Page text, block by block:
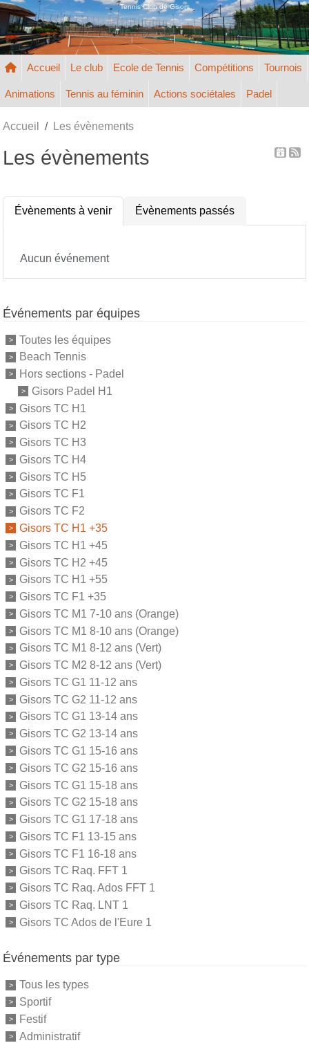
Tennis Club de Gisors
Accueil Le club Ecole de Tennis Compétitions Tournois
Animations Tennis au féminin Actions sociétales Padel
Accueil Les évènements
Les évènements
Évènements à venir Évènements passés
Aucun événement
Événements par équipes
Toutes les équipes
Beach Tennis
Hors sections - Padel
Gisors Padel H1
Gisors TC H1
Gisors TC H2
Gisors TC H3
Gisors TC H4
Gisors TC H5
Gisors TC F1
Gisors TC F2
Gisors TC H1 +35
Gisors TC H1 +45
Gisors TC H2 +45
Gisors TC H1 +55
Gisors TC F1 +35
Gisors TC M1 7-10 ans (Orange)
Gisors TC M1 8-10 ans (Orange)
Gisors TC M1 8-12 ans (Vert)
Gisors TC M2 8-12 ans (Vert)
Gisors TC G1 11-12 ans
Gisors TC G2 11-12 ans
Gisors TC G1 13-14 ans
Gisors TC G2 13-14 ans
Gisors TC G1 15-16 ans
Gisors TC G2 15-16 ans
Gisors TC G1 15-18 ans
Gisors TC G2 15-18 ans
Gisors TC G1 17-18 ans
Gisors TC F1 13-15 ans
Gisors TC F1 16-18 ans
Gisors TC Raq. FFT 1
Gisors TC Raq. Ados FFT 1
Gisors TC Raq. LNT 1
Gisors TC Ados de l'Eure 1
Événements par type
Tous les types
Sportif
Festif
Administratif
Panneau de gestion des cookies